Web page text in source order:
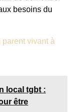
besoins du
parent vivant à
local tgbt :
être